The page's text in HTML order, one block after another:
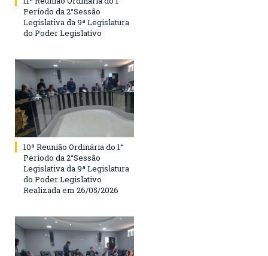
Período da 2°Sessão
Legislativa da 9ª Legislatura
do Poder Legislativo
10ª Reunião Ordinária do 1°
Período da 2°Sessão
Legislativa da 9ª Legislatura
do Poder Legislativo
Realizada em 26/05/2026